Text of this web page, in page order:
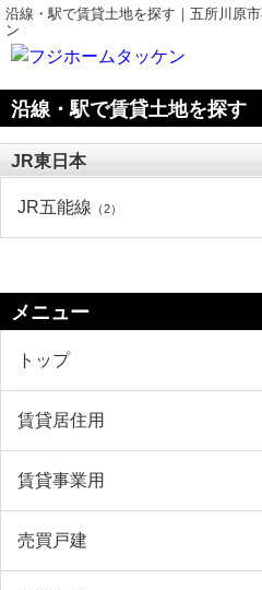
沿線・駅で賃貸土地を探す｜五所川原
ン
沿線・駅で賃貸土地を探す
JR東日本
JR五能線 （2）
メニュー
トップ
賃貸居住用
賃貸事業用
売買戸建